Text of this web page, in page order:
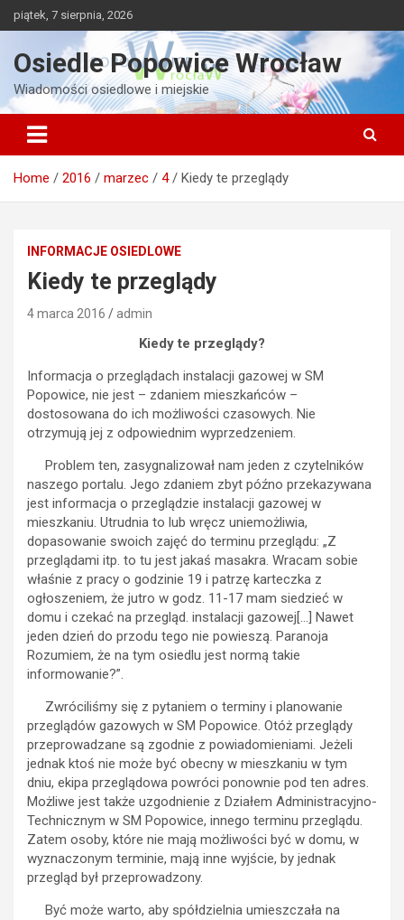
Skip
to
piątek, 7 sierpnia, 2026
Osiedle Popowice Wrocław
Wiadomości osiedlowe i miejskie
Home 2016 marzec 4 Kiedy te przeglądy
INFORMACJE OSIEDLOWE
Kiedy te przeglądy
4 marca 2016 admin
Kiedy te przeglądy?
Informacja o przeglądach instalacji gazowej w SM
Popowice, nie jest – zdaniem mieszkańców –
dostosowana do ich możliwości czasowych. Nie
otrzymują jej z odpowiednim wyprzedzeniem.
Problem ten, zasygnalizował nam jeden z czytelników
naszego portalu. Jego zdaniem zbyt późno przekazywana
jest informacja o przeglądzie instalacji gazowej w
mieszkaniu. Utrudnia to lub wręcz uniemożliwia,
dopasowanie swoich zajęć do terminu przeglądu: „Z
przeglądami itp. to tu jest jakaś masakra. Wracam sobie
właśnie z pracy o godzinie 19 i patrzę karteczka z
ogłoszeniem, że jutro w godz. 11-17 mam siedzieć w
domu i czekać na przegląd. instalacji gazowej[…] Nawet
jeden dzień do przodu tego nie powieszą. Paranoja
Rozumiem, że na tym osiedlu jest normą takie
informowanie?”.
Zwróciliśmy się z pytaniem o terminy i planowanie
przeglądów gazowych w SM Popowice. Otóż przeglądy
przeprowadzane są zgodnie z powiadomieniami. Jeżeli
jednak ktoś nie może być obecny w mieszkaniu w tym
dniu, ekipa przeglądowa powróci ponownie pod ten adres.
Możliwe jest także uzgodnienie z Działem Administracyjno-
Technicznym w SM Popowice, innego terminu przeglądu.
Zatem osoby, które nie mają możliwości być w domu, w
wyznaczonym terminie, mają inne wyjście, by jednak
przegląd był przeprowadzony.
Być może warto, aby spółdzielnia umieszczała na